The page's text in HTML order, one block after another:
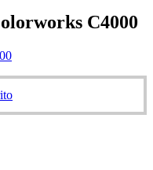
C4000